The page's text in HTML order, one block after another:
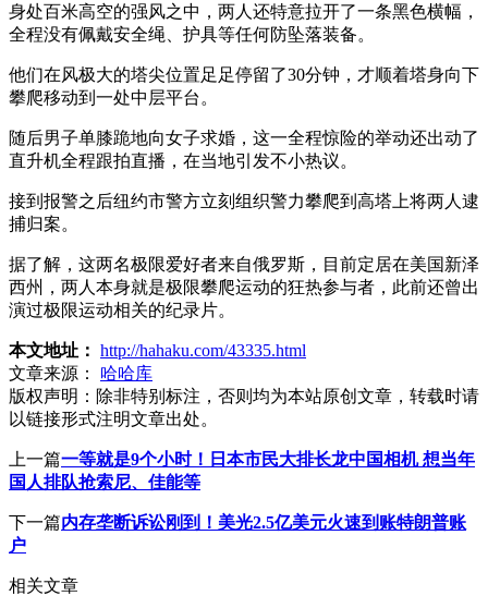
身处百米高空的强风之中，两人还特意拉开了一条黑色横幅，
全程没有佩戴安全绳、护具等任何防坠落装备。
他们在风极大的塔尖位置足足停留了30分钟，才顺着塔身向下
攀爬移动到一处中层平台。
随后男子单膝跪地向女子求婚，这一全程惊险的举动还出动了
直升机全程跟拍直播，在当地引发不小热议。
接到报警之后纽约市警方立刻组织警力攀爬到高塔上将两人逮
捕归案。
据了解，这两名极限爱好者来自俄罗斯，目前定居在美国新泽
西州，两人本身就是极限攀爬运动的狂热参与者，此前还曾出
演过极限运动相关的纪录片。
本文地址： http://hahaku.com/43335.html
文章来源：
哈哈库
版权声明： 除非特别标注，否则均为本站原创文章，转载时请
以链接形式注明文章出处。
上一篇一等就是9个小时！日本市民大排长龙中国相机 想当年
国人排队抢索尼、佳能等
下一篇内存垄断诉讼刚到！美光2.5亿美元火速到账特朗普账
户
相关文章